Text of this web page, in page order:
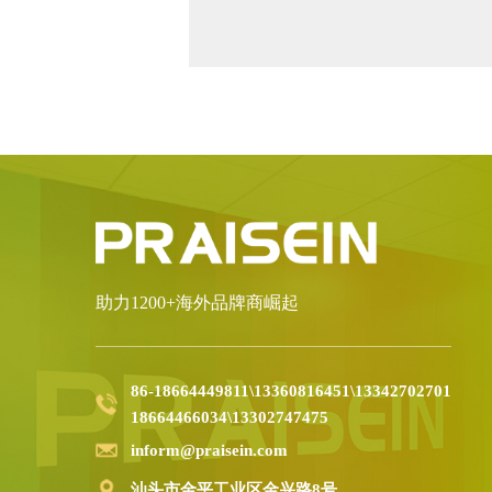
助力1200+海外品牌商崛起
86-18664449811\13360816451\13342702701
18664466034\13302747475
inform@praisein.com